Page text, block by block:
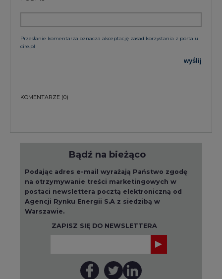
Przesłanie komentarza oznacza akceptację zasad korzystania z portalu
cire.pl
wyślij
KOMENTARZE (0)
Bądź na bieżąco
Podając adres e-mail wyrażają Państwo zgodę
na otrzymywanie treści marketingowych w
postaci newslettera pocztą elektroniczną od
Agencji Rynku Energii S.A z siedzibą w
Warszawie.
ZAPISZ SIĘ DO NEWSLETTERA